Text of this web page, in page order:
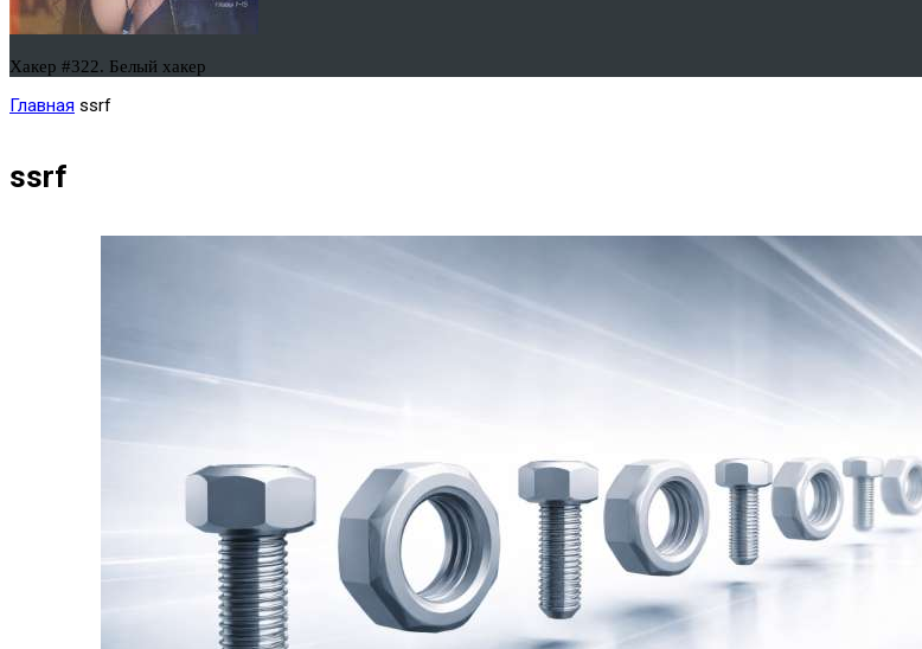
Хакер #322. Белый хакер
Главная ssrf
ssrf